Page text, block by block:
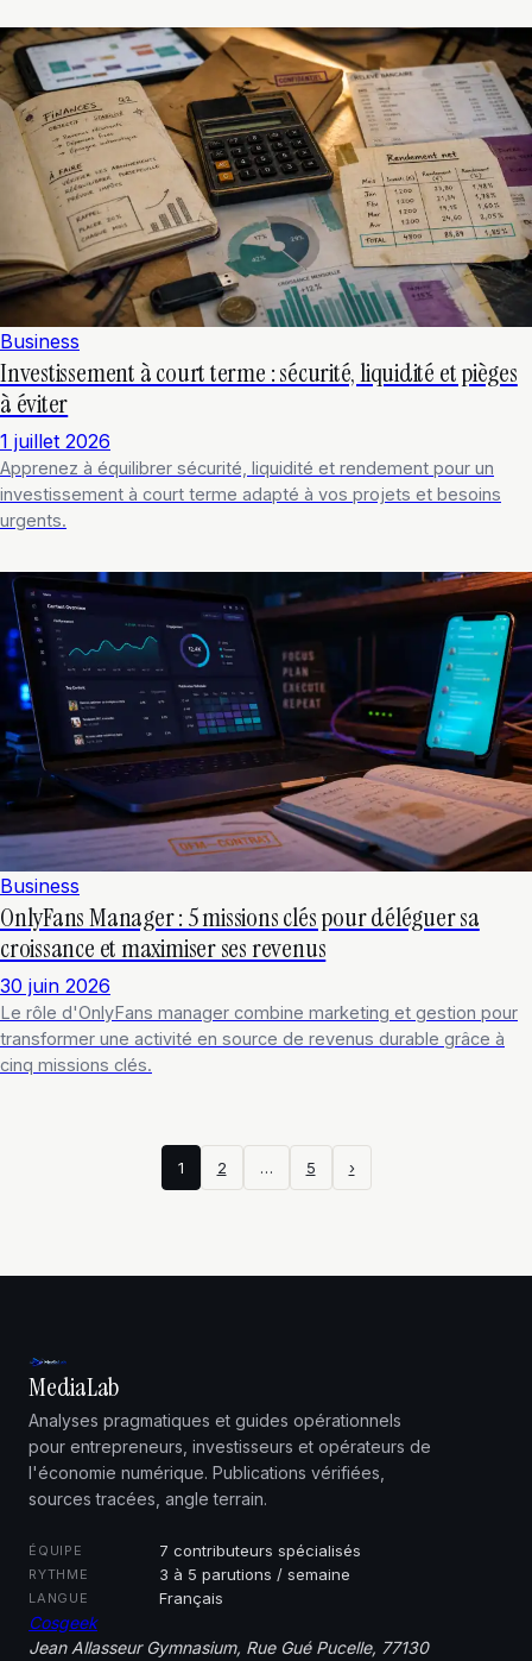
Business
Investissement à court terme : sécurité, liquidité et pièges
à éviter
1 juillet 2026
Apprenez à équilibrer sécurité, liquidité et rendement pour un
investissement à court terme adapté à vos projets et besoins
urgents.
Business
OnlyFans Manager : 5 missions clés pour déléguer sa
croissance et maximiser ses revenus
30 juin 2026
Le rôle d'OnlyFans manager combine marketing et gestion pour
transformer une activité en source de revenus durable grâce à
cinq missions clés.
1 2 … 5 ›
MediaLab
Analyses pragmatiques et guides opérationnels
pour entrepreneurs, investisseurs et opérateurs de
l'économie numérique. Publications vérifiées,
sources tracées, angle terrain.
ÉQUIPE 7 contributeurs spécialisés
RYTHME 3 à 5 parutions / semaine
LANGUE Français
Cosgeek
Jean Allasseur Gymnasium, Rue Gué Pucelle, 77130